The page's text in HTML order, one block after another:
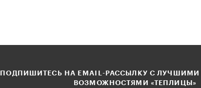
ПОДПИШИТЕСЬ НА EMAIL-РАССЫЛКУ С
ВОЗМОЖНОСТЯМИ «ТЕПЛИЦЫ»